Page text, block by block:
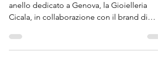
A due anni di distanza dal lancio dell’ultimo
Cicala, in collaborazione con il brand di
gioielli...